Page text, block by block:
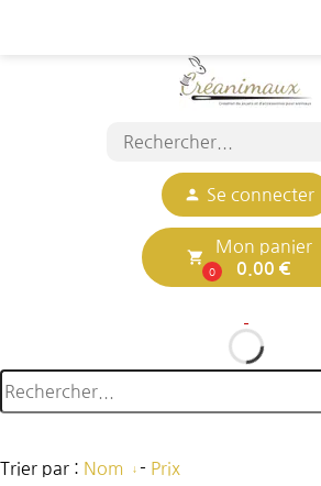
person Se connecter
local_grocery_store
0
Mon panier
0.00 €
Trier par : Nom - Prix